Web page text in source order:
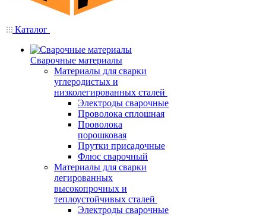
Каталог
Сварочные материалы
Материалы для сварки
углеродистых и
низколегированных сталей
Электроды сварочные
Проволока сплошная
Проволока
порошковая
Прутки присадочные
Флюс сварочный
Материалы для сварки
легированных
высокопрочных и
теплоустойчивых сталей
Электроды сварочные